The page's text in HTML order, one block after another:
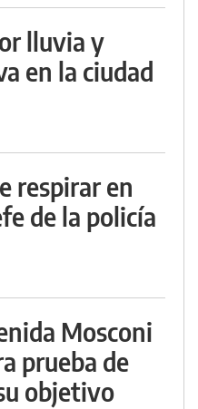
lluvia y
en la ciudad
respirar en
de la policía
Mosconi
prueba de
objetivo